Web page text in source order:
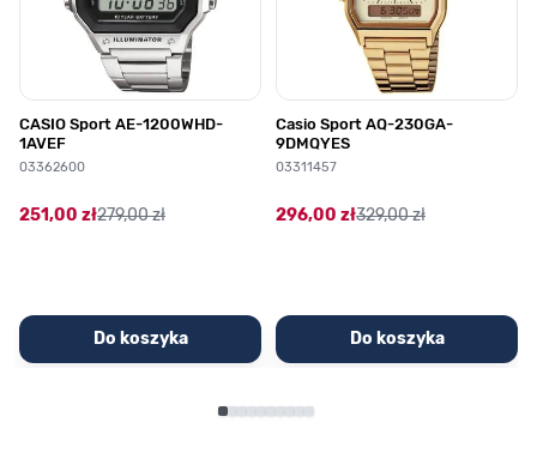
CASIO Sport AE-1200WHD-
1AVEF
03362600
251,00 zł279,00 zł
Do koszyka
Casio Sport AQ-230GA-
9DMQYES
03311457
296,00 zł329,00 zł
Do koszyka